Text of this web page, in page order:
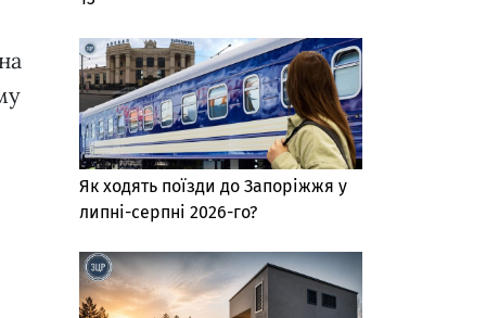
Як ходять поїзди до Запоріжжя у
липні-серпні 2026-го?